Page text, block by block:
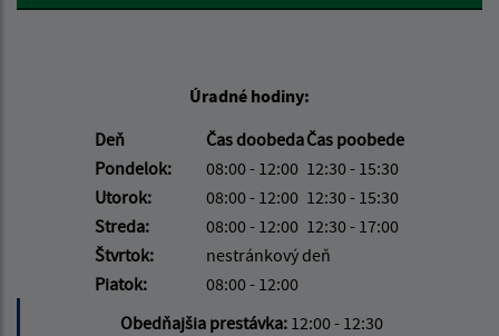
Úradné hodiny:
Deň
Čas doobedaČas poobede
Pondelok:
08:00 - 12:00 12:30 - 15:30
Utorok:
08:00 - 12:00 12:30 - 15:30
Streda:
08:00 - 12:00 12:30 - 17:00
Štvrtok:
nestránkový deň
Piatok:
08:00 - 12:00
Obedňajšia prestávka: 12:00 - 12:30